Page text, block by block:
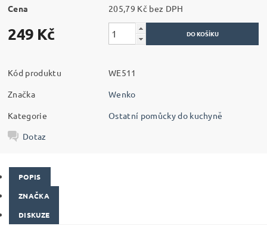
Cena 205,79 Kč bez DPH
249 Kč
Kód produktu
WE511
Značka
Wenko
Kategorie
Ostatní pomůcky do kuchyně
Dotaz
POPIS
ZNAČKA
DISKUZE